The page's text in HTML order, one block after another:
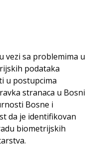
vezi sa problemima u
podataka
u postupcima
stranaca u Bosni
Bosne i
da je identifikovan
biometrijskih